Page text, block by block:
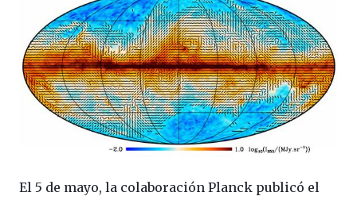
El 5 de mayo, la colaboración Planck publicó el